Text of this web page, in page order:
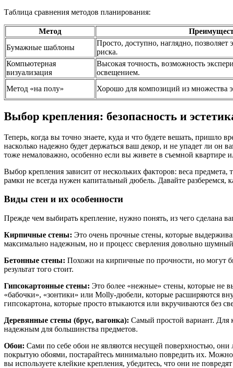
Таблица сравнения методов планирования:
Метод
Бумажные шаблоны
Просто, доступно, наглядно, позволяет
риска.
Компьютерная
визуализация
Высокая точность, возможность
освещением.
Метод «на полу»
Хорошо для композиций из множества
Выбор крепления: безопасность и
Теперь, когда вы точно знаете, куда и что будете вешать, пришло
насколько надежно будет держаться ваш декор, и не упадет ли
тоже немаловажно, особенно если вы живете в съемной квартире
Выбор крепления зависит от нескольких факторов: веса
рамки не всегда нужен капитальный дюбель. Давайте разберемся,
Виды стен и их особенности
Прежде чем выбирать крепление, нужно понять, из чего сделана
Кирпичные стены: Это очень прочные стены, которые
максимально надежным, но и процесс сверления довольно
Бетонные стены: Похожи на кирпичные по прочности, но могут
результат того стоит.
Гипсокартонные стены: Это более «нежные» стены, которые не
«бабочки», «зонтики» или Molly-дюбели, которые расширяются
гипсокартона, которые просто втыкаются или вкручиваются без
Деревянные стены (брус, вагонка): Самый простой вариант. Для
надежным для большинства предметов.
Обои: Сами по себе обои не являются несущей поверхностью,
покрытую обоями, постарайтесь минимально повредить их. Можно
вы используете клейкие крепления, убедитесь, что они не